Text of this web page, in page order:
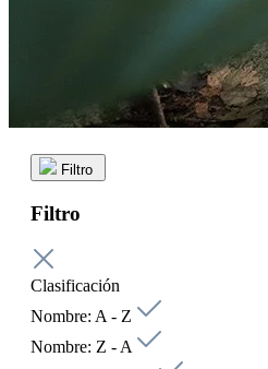
Filtro
Filtro
Clasificación
Nombre: A - Z
Nombre: Z - A